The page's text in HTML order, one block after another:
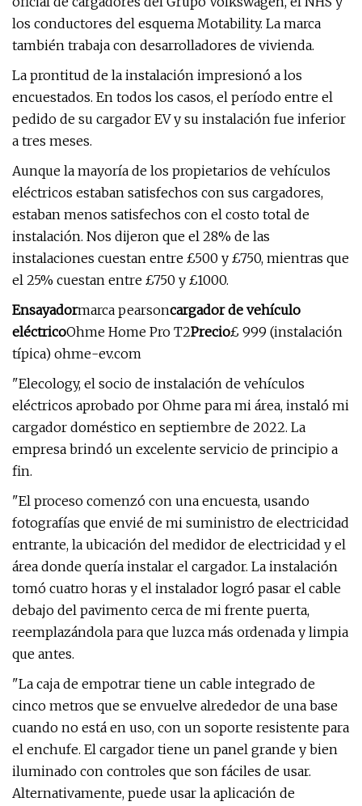
los conductores del esquema Motability. La marca
también trabaja con desarrolladores de vivienda.
La prontitud de la instalación impresionó a los
encuestados. En todos los casos, el período entre el
pedido de su cargador EV y su instalación fue inferior
a tres meses.
Aunque la mayoría de los propietarios de vehículos
eléctricos estaban satisfechos con sus cargadores,
estaban menos satisfechos con el costo total de
instalación. Nos dijeron que el 28% de las
instalaciones cuestan entre £500 y £750, mientras que
el 25% cuestan entre £750 y £1000.
Ensayadormarca pearsoncargador de vehículo
eléctricoOhme Home Pro T2Precio£ 999 (instalación
típica) ohme-ev.com
"Elecology, el socio de instalación de vehículos
eléctricos aprobado por Ohme para mi área, instaló mi
cargador doméstico en septiembre de 2022. La
empresa brindó un excelente servicio de principio a
fin.
"El proceso comenzó con una encuesta, usando
fotografías que envié de mi suministro de electricidad
entrante, la ubicación del medidor de electricidad y el
área donde quería instalar el cargador. La instalación
tomó cuatro horas y el instalador logró pasar el cable
debajo del pavimento cerca de mi frente puerta,
reemplazándola para que luzca más ordenada y limpia
que antes.
"La caja de empotrar tiene un cable integrado de
cinco metros que se envuelve alrededor de una base
cuando no está en uso, con un soporte resistente para
el enchufe. El cargador tiene un panel grande y bien
iluminado con controles que son fáciles de usar.
Alternativamente, puede usar la aplicación de